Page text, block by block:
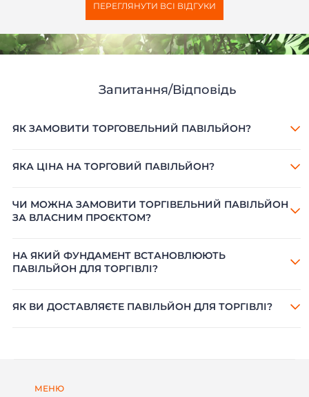
ПЕРЕГЛЯНУТИ ВСІ ВІДГУКИ
Запитання/Відповідь
ЯК ЗАМОВИТИ ТОРГОВЕЛЬНИЙ ПАВІЛЬЙОН?
ЯКА ЦІНА НА ТОРГОВИЙ ПАВІЛЬЙОН?
ЧИ МОЖНА ЗАМОВИТИ ТОРГІВЕЛЬНИЙ ПАВІЛЬЙОН
ЗА ВЛАСНИМ ПРОЄКТОМ?
НА ЯКИЙ ФУНДАМЕНТ ВСТАНОВЛЮЮТЬ
ПАВІЛЬЙОН ДЛЯ ТОРГІВЛІ?
ЯК ВИ ДОСТАВЛЯЄТЕ ПАВІЛЬЙОН ДЛЯ ТОРГІВЛІ?
МЕНЮ